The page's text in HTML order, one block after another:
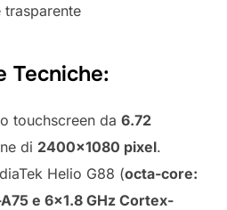
trasparente
Tecniche:
touchscreen da 6.72
di 2400×1080 pixel.
Helio G88 (octa-core:
e 6×1.8 GHz Cortex-